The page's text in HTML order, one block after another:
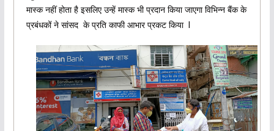
मास्क नहीं होता है इसलिए उन्हें मास्क भी प्रदान किया जाएगा विभिन्न बैंक के
प्रबंधकों ने सांसद के प्रति काफी आभार प्रकट किया l